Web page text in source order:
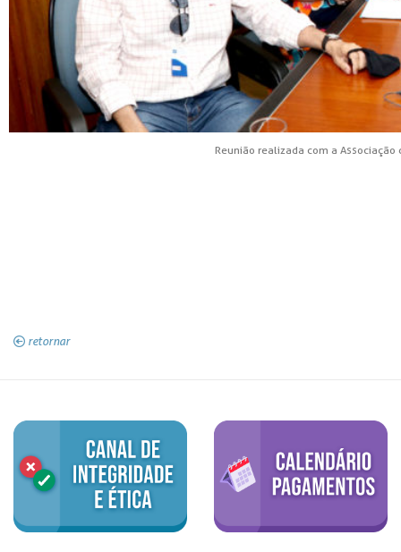
Reunião realizada com a
retornar